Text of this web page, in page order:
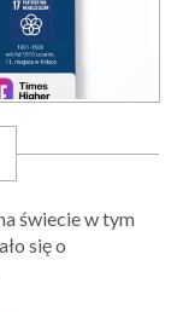
świecie w tym
się o